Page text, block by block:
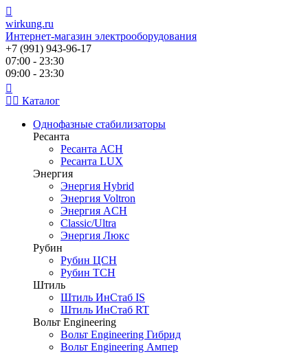
wirkung.ru
Интернет-магазин электрооборудования
+7 (991) 943-96-17
07:00 - 23:30
09:00 - 23:30
Каталог
Однофазные стабилизаторы
Ресанта
Ресанта АСН
Ресанта LUX
Энергия
Энергия Hybrid
Энергия Voltron
Энергия ACH
Classic/Ultra
Энергия Люкс
Рубин
Рубин ЦСН
Рубин ТСН
Штиль
Штиль ИнСтаб IS
Штиль ИнСтаб RT
Вольт Engineering
Вольт Engineering Гибрид
Вольт Engineering Ампер